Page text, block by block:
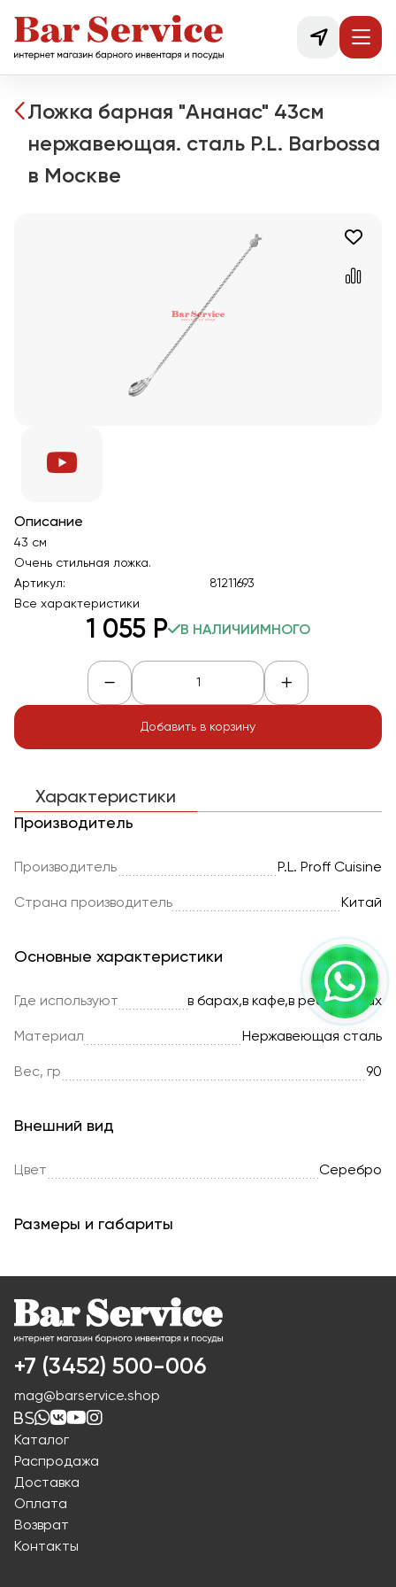
Ложка барная "Ананас" 43см
нержавеющая. сталь P.L. Barbossa
в Москве
Описание
43 см
Очень стильная ложка.
Артикул:
81211693
Все характеристики
1 055Р В НАЛИЧИИ МНОГО
Добавить в корзину
Характеристики
Производитель
Производитель P.L. Proff Cuisine
Страна производитель Китай
Основные характеристики
Где используют в барах,в кафе,в ресторанах
Материал Нержавеющая сталь
Вес, гр 90
Внешний вид
Цвет Серебро
Размеры и габариты
+7 (3452) 500-006
mag@barservice.shop
Каталог
Распродажа
Доставка
Оплата
Возврат
Контакты